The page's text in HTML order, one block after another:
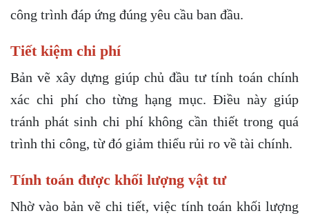
công trình đáp ứng đúng yêu cầu ban đầu.
Tiết kiệm chi phí
Bản vẽ xây dựng giúp chủ đầu tư tính toán chính
xác chi phí cho từng hạng mục. Điều này giúp
tránh phát sinh chi phí không cần thiết trong quá
trình thi công, từ đó giảm thiểu rủi ro về tài chính.
Tính toán được khối lượng vật tư
Nhờ vào bản vẽ chi tiết, việc tính toán khối lượng